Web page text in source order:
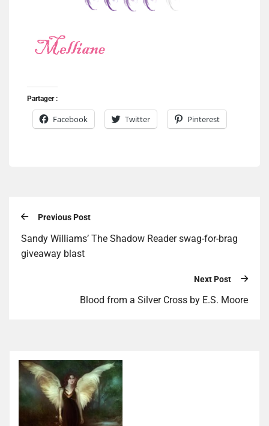
Partager :
Facebook Twitter Pinterest
Previous Post
Sandy Williams’ The Shadow Reader swag-for-brag
giveaway blast
Next Post
Blood from a Silver Cross by E.S. Moore